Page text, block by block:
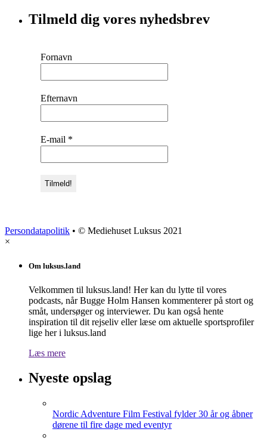
Tilmeld dig vores nyhedsbrev
Fornavn
Efternavn
E-mail *
Persondatapolitik • © Mediehuset Luksus 2021
×
Om luksus.land
Velkommen til luksus.land! Her kan du lytte til vores
podcasts, når Bugge Holm Hansen kommenterer på stort og
småt, undersøger og interviewer. Du kan også hente
inspiration til dit rejseliv eller læse om aktuelle sportsprofiler
lige her i luksus.land
Læs mere
Nyeste opslag
Nordic Adventure Film Festival fylder 30 år og åbner
dørene til fire dage med eventyr